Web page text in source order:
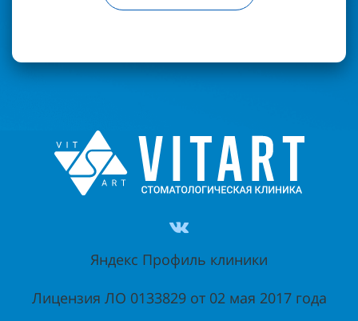
Яндекс Профиль клиники
Лицензия ЛО 0133829 от 02 мая 2017 года